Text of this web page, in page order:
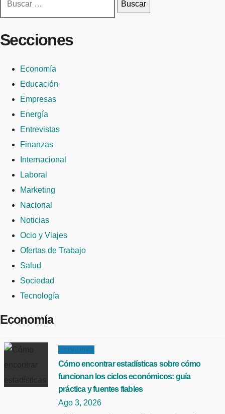
Secciones
Economía
Educación
Empresas
Energía
Entrevistas
Finanzas
Internacional
Laboral
Marketing
Nacional
Noticias
Ocio y Viajes
Ofertas de Trabajo
Salud
Sociedad
Tecnología
Economía
Economía
Cómo encontrar estadísticas sobre cómo
funcionan los ciclos económicos: guía
práctica y fuentes fiables
Ago 3, 2026